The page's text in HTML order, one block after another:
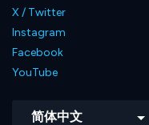
X / Twitter
Instagram
Facebook
YouTube
简体中文